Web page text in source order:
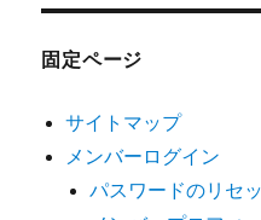
固定ページ
サイトマップ
メンバーログイン
パスワードのリセ